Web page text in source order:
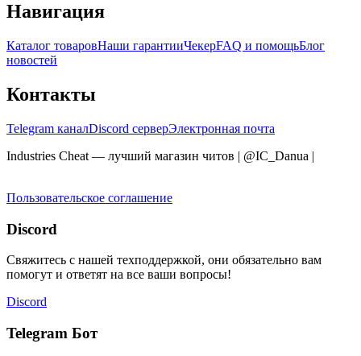
Навигация
Каталог товаровНаши гарантииЧекерFAQ и помощьБлог
новостей
Контакты
Telegram каналDiscord серверЭлектронная почта
Industries Cheat — лучший магазин читов | @IC_Danua |
Пользовательское соглашение
Discord
Свяжитесь с нашей техподдержкой, они обязательно вам
помогут и ответят на все ваши вопросы!
Discord
Telegram Бот